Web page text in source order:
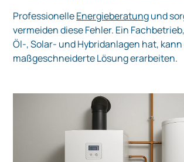
ProfessionelleEnergieberatungund
vermeiden diese Fehler. Ein
Öl‑, Solar‑ und Hybridanlagen hat,
maßgeschneiderte Lösung erarbeiten.